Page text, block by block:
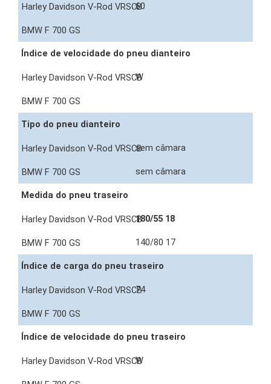
60
Índice de velocidade do pneu dianteiro
W
Tipo do pneu dianteiro
sem câmara
sem câmara
Medida do pneu traseiro
180/55 18
140/80 17
Índice de carga do pneu traseiro
74
Índice de velocidade do pneu traseiro
W